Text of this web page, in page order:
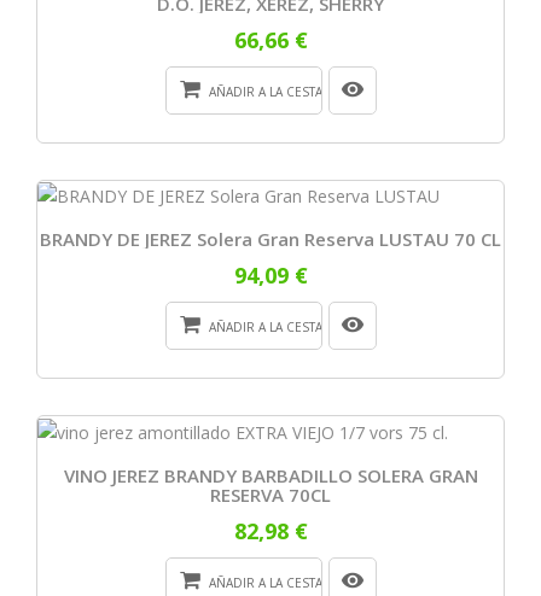
66,66 €
AÑADIR A LA CESTA
BRANDY DE JEREZ Solera Gran Reserva LUSTAU 70 CL
94,09 €
AÑADIR A LA CESTA
VINO JEREZ BRANDY BARBADILLO SOLERA GRAN
RESERVA 70CL
82,98 €
AÑADIR A LA CESTA